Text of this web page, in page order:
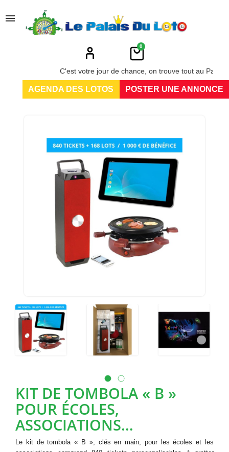
0
AGENDA DES LOTOS POSTER UNE ANNONCE
C'est votre jour de chance, on trouve tout au Palais du
KIT DE TOMBOLA « B »
POUR ÉCOLES,
ASSOCIATIONS…
Le kit de tombola « B », clés en main, pour les écoles et les
menu